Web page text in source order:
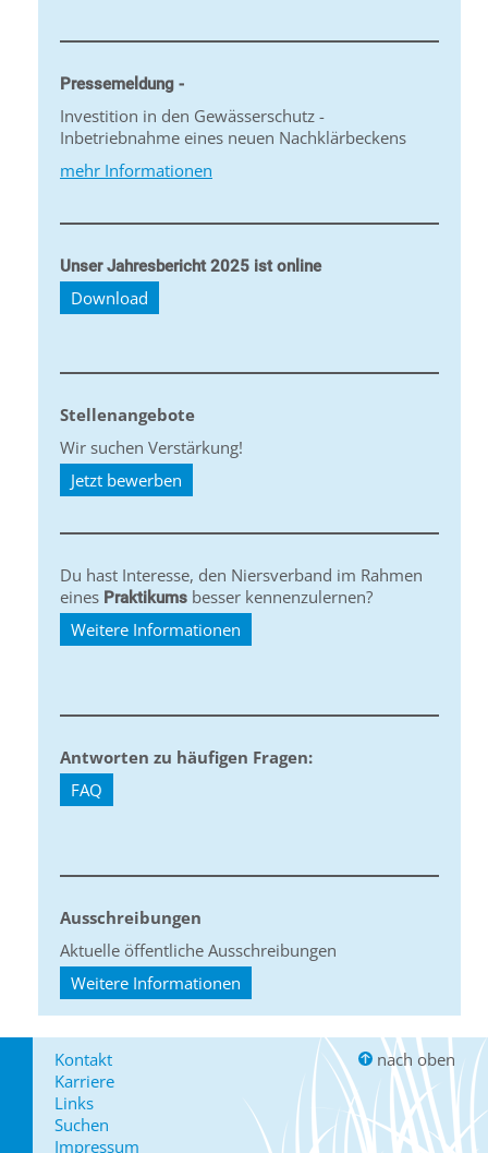
Pressemeldung -
Investition in den Gewässerschutz -
Inbetriebnahme eines neuen Nachklärbeckens
mehr Informationen
Unser Jahresbericht 2025 ist online
Download
Stellenangebote
Wir suchen Verstärkung!
Jetzt bewerben
Du hast Interesse, den Niersverband im Rahmen
eines Praktikums besser kennenzulernen?
Weitere Informationen
Antworten zu häufigen Fragen:
FAQ
Ausschreibungen
Aktuelle öffentliche Ausschreibungen
Weitere Informationen
Kontakt
Karriere
Links
Suchen
Impressum
nach oben